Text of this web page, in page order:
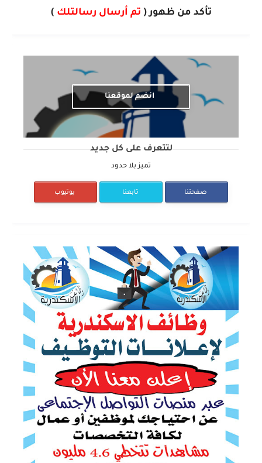
تأكد من ظهور ( تم أرسال رسالتلك )
انضم لموقعنا
لتتعرف على كل جديد
تميز بلا حدود
صفحتنا تابعنا يوتيوب